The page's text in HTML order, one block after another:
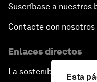
Esta
Suscríbase a nuestros
Contacte con nosotros
Enlaces directos
La sostenibilidad en el